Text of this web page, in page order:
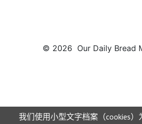
© 2026 Our Daily Bread
我们使用小型文字档案（cookies）